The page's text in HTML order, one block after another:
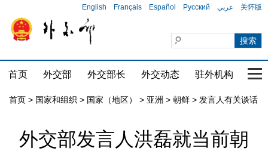
English Français Español Русский عربي 关怀版
首页 外交部 外交部长 外交动态 驻外机构 国
首页 > 国家和组织 > 国家（地区） > 亚洲 > 朝鲜 > 发言人有关谈话
外交部发言人洪磊就当前朝